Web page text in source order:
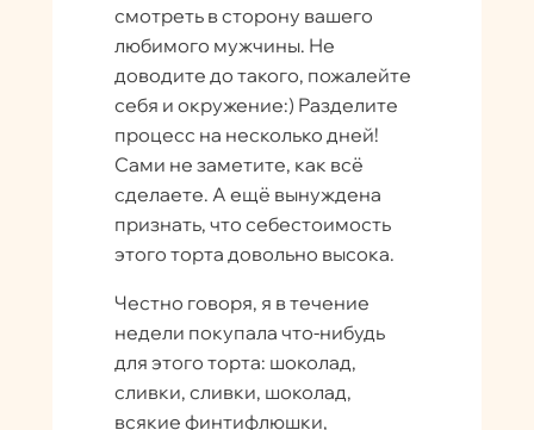
смотреть в сторону вашего
любимого мужчины. Не
доводите до такого, пожалейте
себя и окружение:) Разделите
процесс на несколько дней!
Сами не заметите, как всё
сделаете. А ещё вынуждена
признать, что себестоимость
этого торта довольно высока.
Честно говоря, я в течение
недели покупала что-нибудь
для этого торта: шоколад,
сливки, сливки, шоколад,
всякие финтифлюшки,